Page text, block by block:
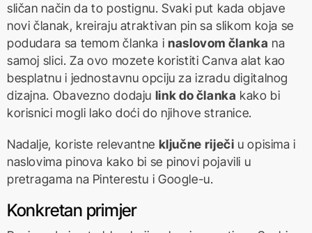
sličan način da to postignu. Svaki put kada objave
novi članak, kreiraju atraktivan pin sa slikom koja se
podudara sa temom članka i naslovom članka na
samoj slici. Za ovo mozete koristiti Canva alat kao
besplatnu i jednostavnu opciju za izradu digitalnog
dizajna. Obavezno dodaju link do članka kako bi
korisnici mogli lako doći do njihove stranice.
Nadalje, koriste relevantne ključne riječi u opisima i
naslovima pinova kako bi se pinovi pojavili u
pretragama na Pinterestu i Google-u.
Konkretan primjer